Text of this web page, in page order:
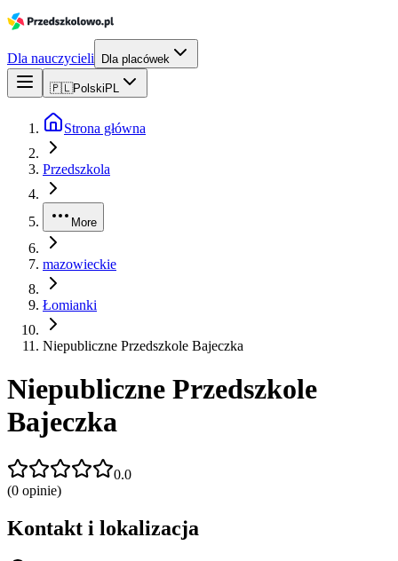
Dla nauczycieli Dla placówek
🇵🇱Polski PL
Strona główna
Przedszkola
More
mazowieckie
Łomianki
Niepubliczne Przedszkole Bajeczka
Niepubliczne Przedszkole
Bajeczka
0.0
(0 opinie)
Kontakt i lokalizacja